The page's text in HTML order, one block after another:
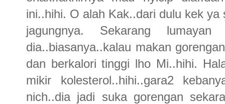
ini..hihi. O alah Kak..dari dulu kek
jagungnya. Sekarang
dia..biasanya..kalau makan
dan berkalori tinggi lho Mi..hihi.
mikir kolesterol..hihi..gara2
nich..dia jadi suka gorengan